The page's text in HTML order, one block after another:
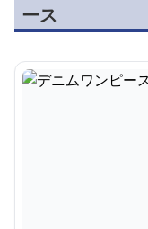
ース